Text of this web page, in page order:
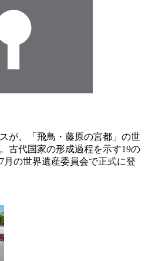
が、「飛鳥・藤原の宮都」の世
古代国家の形成過程を示す19の
の世界遺産委員会で正式に登